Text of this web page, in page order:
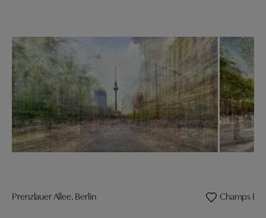
Prenzlauer Allee, Berlin Champs